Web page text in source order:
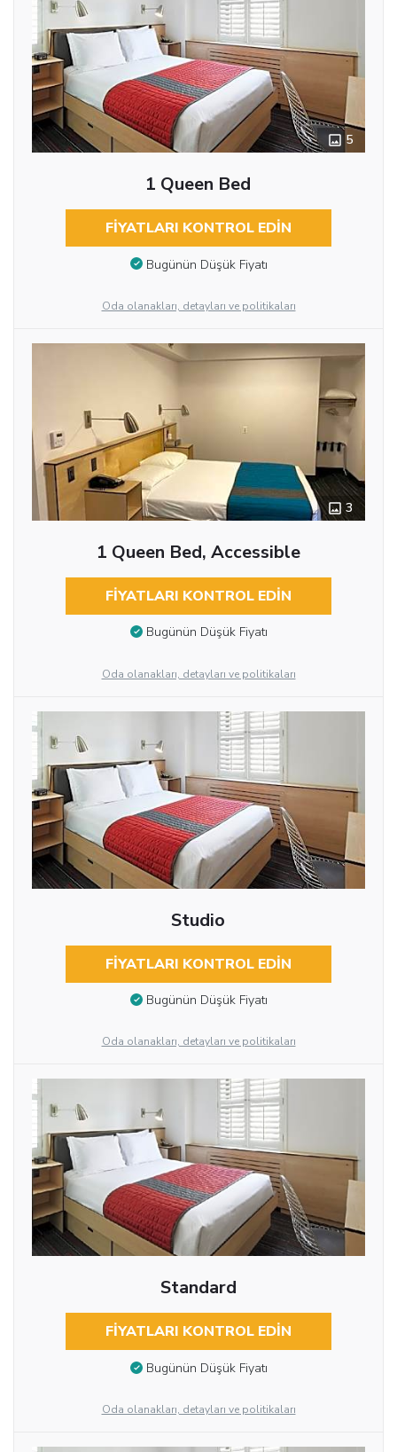
5
1 Queen Bed
FIYATLARI KONTROL EDIN
Bugünün Düşük Fiyatı
Oda olanakları, detayları ve politikaları
3
1 Queen Bed, Accessible
FIYATLARI KONTROL EDIN
Bugünün Düşük Fiyatı
Oda olanakları, detayları ve politikaları
Studio
FIYATLARI KONTROL EDIN
Bugünün Düşük Fiyatı
Oda olanakları, detayları ve politikaları
Standard
FIYATLARI KONTROL EDIN
Bugünün Düşük Fiyatı
Oda olanakları, detayları ve politikaları